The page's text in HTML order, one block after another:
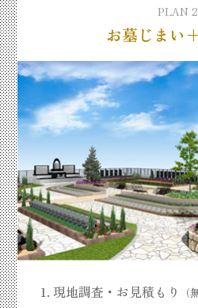
PLAN 2
お墓じまい
現地調査・お見積もり （